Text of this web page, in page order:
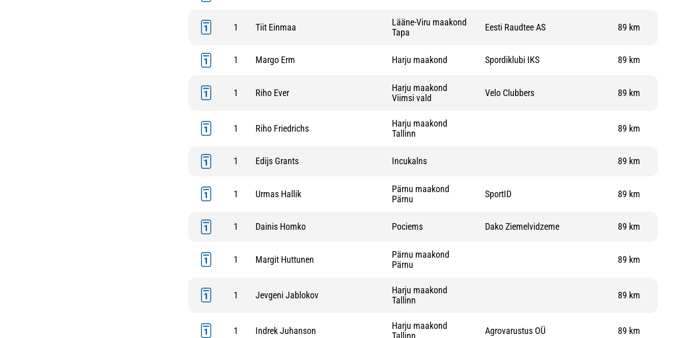
1 Tiit Einmaa
Lääne-Viru maakond
Tapa
Eesti Raudtee AS 89 km
1 Margo Erm Harju maakond Spordiklubi IKS 89 km
1 Riho Ever
Harju maakond
Viimsi vald
Velo Clubbers 89 km
1 Riho Friedrichs
Harju maakond
Tallinn
89 km
1 Edijs Grants Incukalns 89 km
1 Urmas Hallik
Pärnu maakond
Pärnu
SportID 89 km
1 Dainis Homko Pociems Dako Ziemelvidzeme 89 km
1 Margit Huttunen
Pärnu maakond
Pärnu
89 km
1 Jevgeni Jablokov
Harju maakond
Tallinn
89 km
1 Indrek Juhanson
Harju maakond
Tallinn
Agrovarustus OÜ 89 km